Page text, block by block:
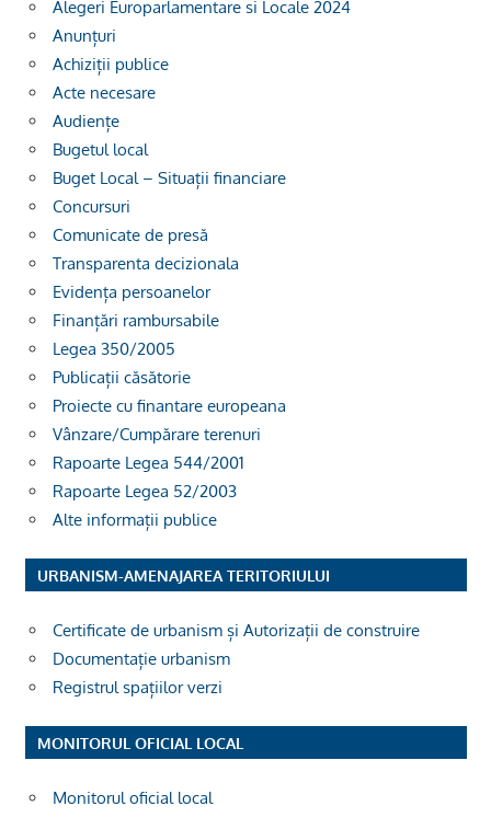
Alegeri Europarlamentare si Locale 2024
Anunțuri
Achiziții publice
Acte necesare
Audiențe
Bugetul local
Buget Local – Situații financiare
Concursuri
Comunicate de presă
Transparenta decizionala
Evidența persoanelor
Finanțări rambursabile
Legea 350/2005
Publicații căsătorie
Proiecte cu finantare europeana
Vânzare/Cumpărare terenuri
Rapoarte Legea 544/2001
Rapoarte Legea 52/2003
Alte informații publice
URBANISM-AMENAJAREA TERITORIULUI
Certificate de urbanism și Autorizații de construire
Documentație urbanism
Registrul spațiilor verzi
MONITORUL OFICIAL LOCAL
Monitorul oficial local